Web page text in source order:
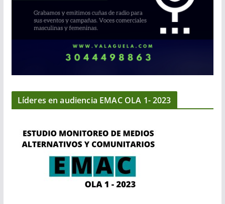
Líderes en audiencia EMAC OLA 1- 2023